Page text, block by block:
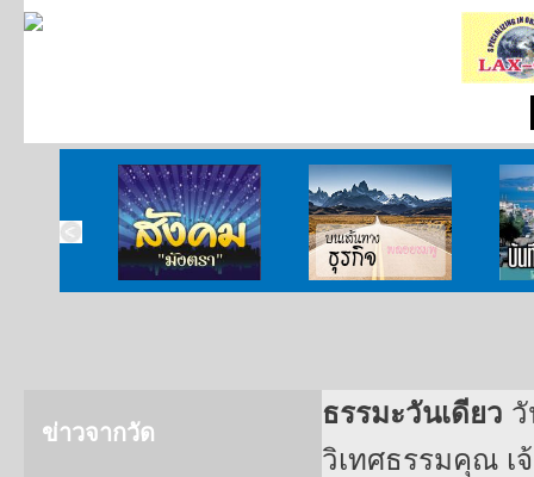
สังคมมังตรา บนเส้นทางธุรกิจ บั
ข่าวจากวัด
ธรรมะวันเดียว
วิเทศธรรมคุณ เ